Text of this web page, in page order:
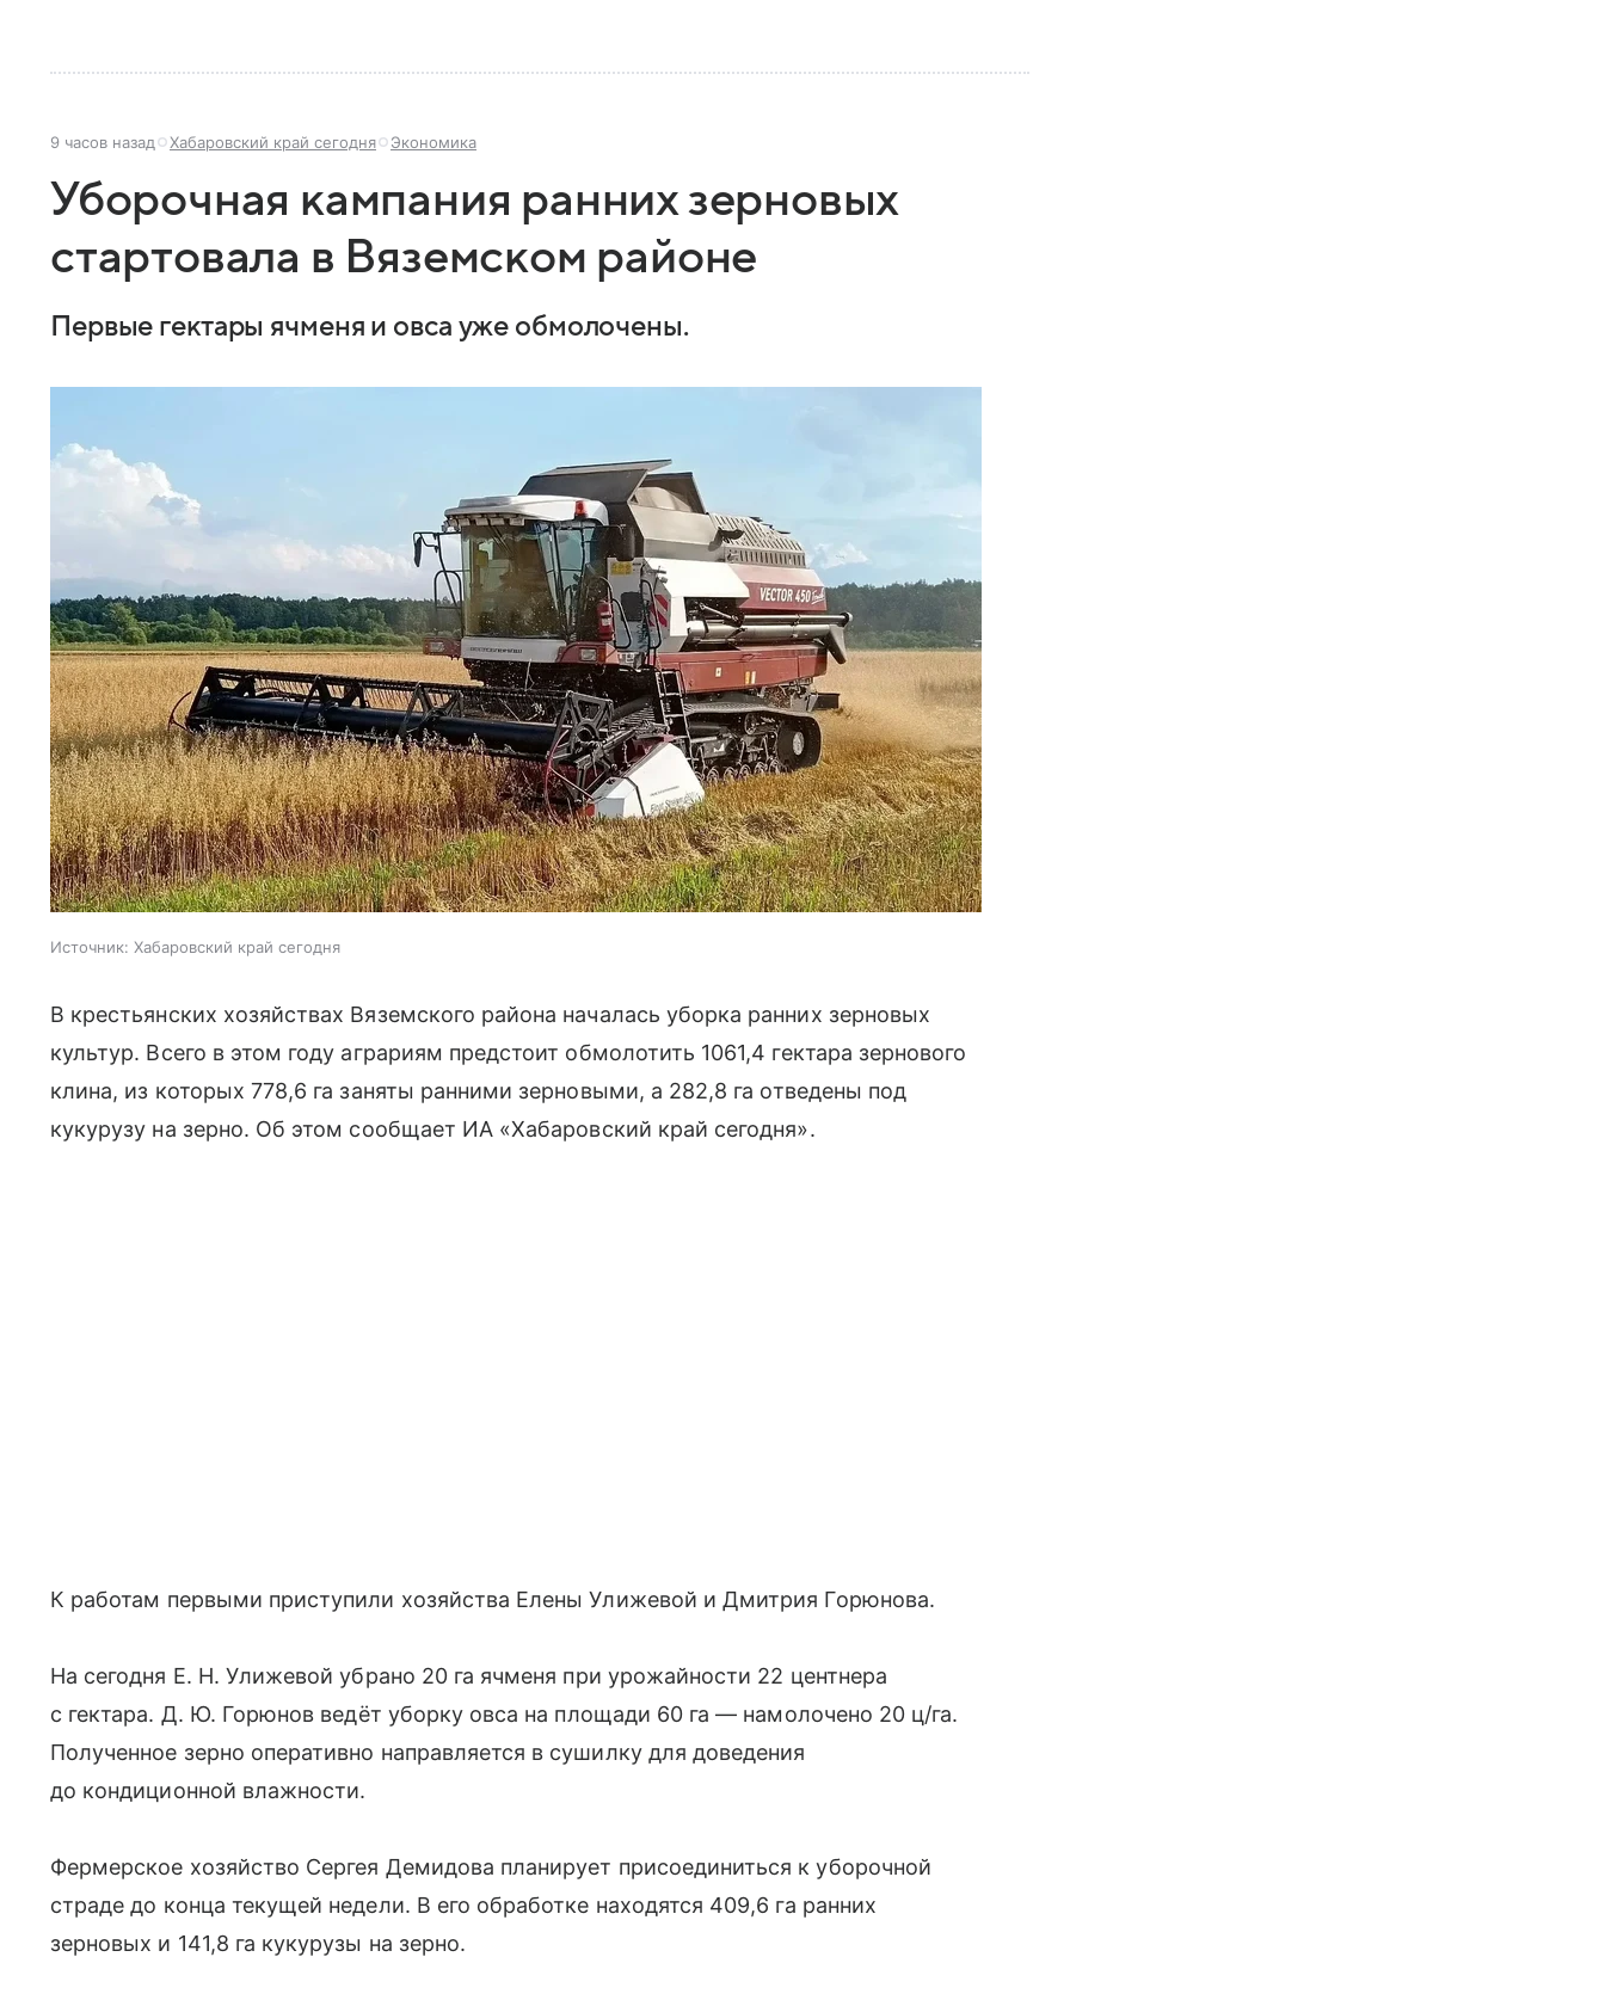
9 часов назад Хабаровский край сегодня Экономика
Уборочная кампания ранних зерновых
стартовала в Вяземском районе
Первые гектары ячменя и овса уже обмолочены.
Источник: Хабаровский край сегодня
В крестьянских хозяйствах Вяземского района началась уборка ранних зерновых
культур. Всего в этом году аграриям предстоит обмолотить 1061,4 гектара зернового
клина, из которых 778,6 га заняты ранними зерновыми, а 282,8 га отведены под
кукурузу на зерно. Об этом сообщает ИА «Хабаровский край сегодня».
К работам первыми приступили хозяйства Елены Улижевой и Дмитрия Горюнова.
На сегодня Е. Н. Улижевой убрано 20 га ячменя при урожайности 22 центнера
с гектара. Д. Ю. Горюнов ведёт уборку овса на площади 60 га — намолочено 20 ц/га.
Полученное зерно оперативно направляется в сушилку для доведения
до кондиционной влажности.
Фермерское хозяйство Сергея Демидова планирует присоединиться к уборочной
страде до конца текущей недели. В его обработке находятся 409,6 га ранних
зерновых и 141,8 га кукурузы на зерно.